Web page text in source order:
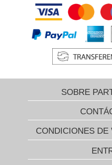
SOBRE
CONDICIONES DE